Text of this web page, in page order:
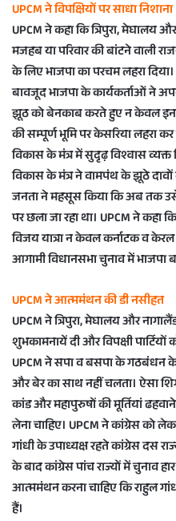
UPCM ने विपक्षियों पर साधा निशाना
UPCM ने कहा कि त्रिपुरा, मेघालय
मजहब या परिवार की बांटने वाली
के लिए भाजपा का परचम लहरा
बावजूद भाजपा के कार्यकर्ताओं ने
झूठ को बेनकाब करते हुए न केवल
की सम्पूर्ण भूमि पर केसरिया लहरा
विकास के मंत्र में सुदृढ़ विश्वास व्यक्त
विकास के मंत्र ने वामपंथ के झूठे
जनता ने महसूस किया कि अब तक
पर छला जा रहा था। UPCM ने
विजय यात्रा न केवल कर्नाटक व
आगामी विधानसभा चुनाव में भाजपा
UPCM ने आत्ममंथन की डी नसीहत
UPCM ने त्रिपुरा, मेघालय और
शुभकामनायें दी और विपक्षी
UPCM ने सपा व बसपा के गठबंधन
और बेर का साथ नहीं चलता। ऐसा
कांड और महापुरुषों की मूर्तियां
लेना चाहिए। UPCM ने कांग्रेस को
गांधी के उपाध्यक्ष रहते कांग्रेस दस
के बाद कांग्रेस पांच राज्यों में चुनाव
आत्ममंथन करना चाहिए कि राहुल
हैं।